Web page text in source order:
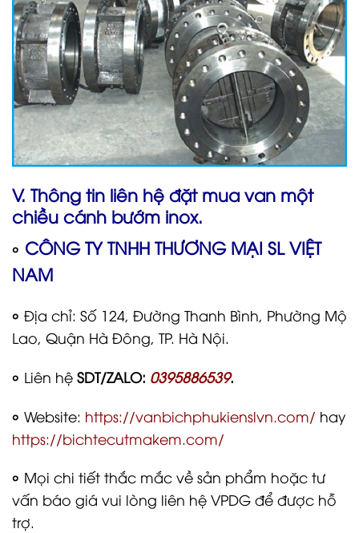
V. Thông tin liên hệ đặt mua van một
chiều cánh bướm inox.
৹ CÔNG TY TNHH THƯƠNG MẠI SL VIỆT
NAM
৹Địa chỉ: Số 124, Đường Thanh Bình, Phường Mộ
Lao, Quận Hà Đông, TP. Hà Nội.
৹ Liên hệ SDT/ZALO: 0395886539.
৹ Website: https://vanbichphukienslvn.com/ hay
https://bichtecutmakem.com/
৹ Mọi chi tiết thắc mắc về sản phẩm hoặc tư
vấn báo giá vui lòng liên hệ VPDG để được hỗ
trợ.